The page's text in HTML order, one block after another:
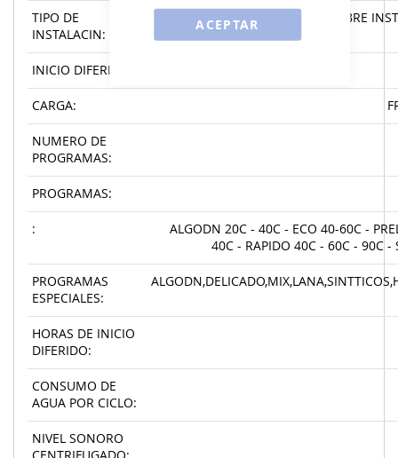
ACEPTAR
TIPO DE
INSTALACIN:
LIBRE
INICIO DIFERIDO:
CARGA:
NUMERO DE
PROGRAMAS:
PROGRAMAS:
:
ALGODN 20C - 40C - ECO 40-60C -
40C - RAPIDO 40C - 60C - 90C -
PROGRAMAS
ESPECIALES:
HORAS DE INICIO
DIFERIDO:
CONSUMO DE
AGUA POR CICLO:
NIVEL SONORO